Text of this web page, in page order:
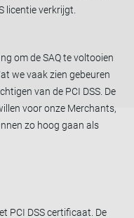
licentie verkrijgt.
om de SAQ te voltooien
we vaak zien gebeuren
van de PCI DSS. De
voor onze Merchants,
zo hoog gaan als
PCI DSS certificaat. De